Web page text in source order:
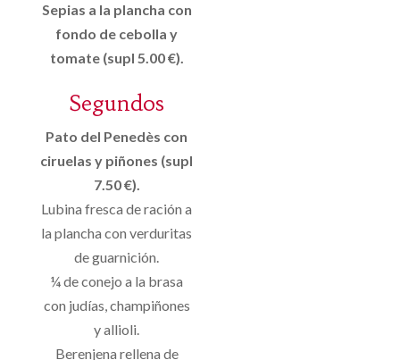
Sepias a la plancha con
fondo de cebolla y
tomate (supl 5.00 €).
Segundos
Pato del Penedès con
ciruelas y piñones (supl
7.50 €).
Lubina fresca de ración a
la plancha con verduritas
de guarnición.
¼ de conejo a la brasa
con judías, champiñones
y allioli.
Berenjena rellena de